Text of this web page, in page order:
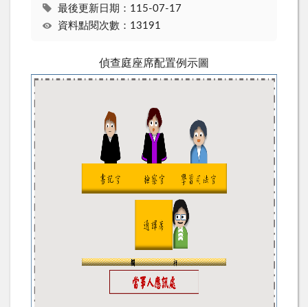
最後更新日期：115-07-17
資料點閱次數：13191
偵查庭座席配置例示圖